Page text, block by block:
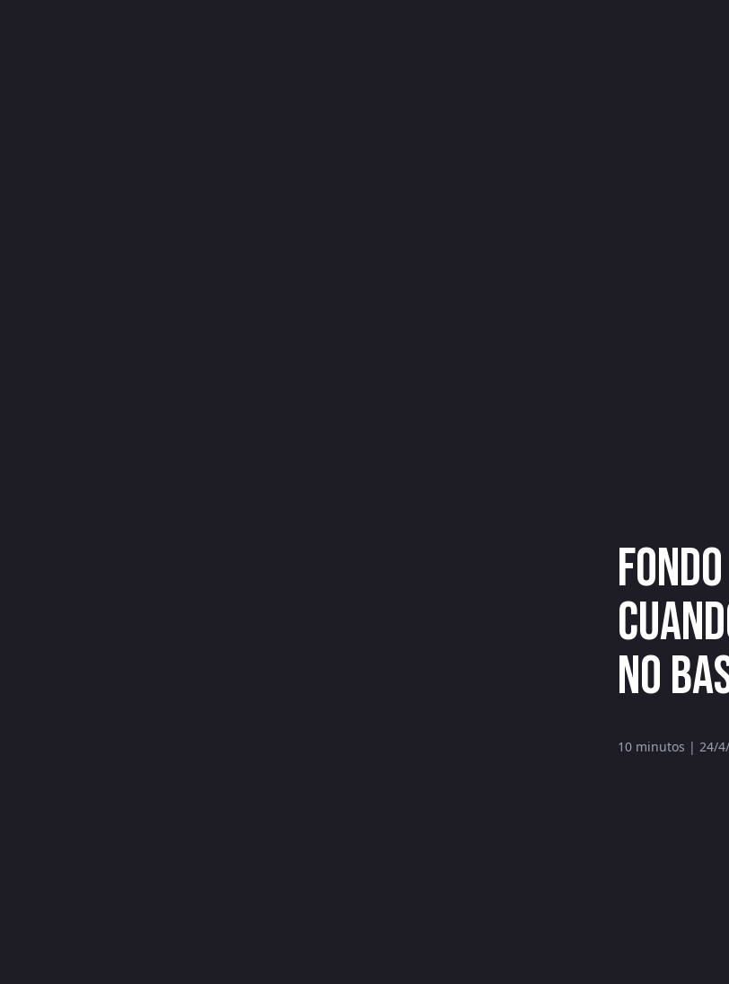
no
10 minutos | 24/